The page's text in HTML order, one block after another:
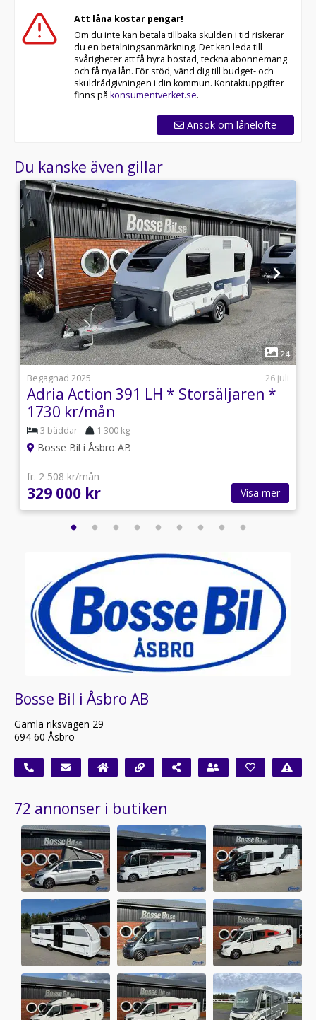
Att låna kostar pengar!
Om du inte kan betala tillbaka skulden i tid riskerar
du en betalningsanmärkning. Det kan leda till
svårigheter att få hyra bostad, teckna abonnemang
och få nya lån. För stöd, vänd dig till budget- och
skuldrådgivningen i din kommun. Kontaktuppgifter
finns på konsumentverket.se.
Ansök om lånelöfte
Du kanske även gillar
1
24
Begagnad 2025
26 juli
Adria Action 391 LH * Storsäljaren *
1730 kr/mån
3 bäddar 1 300 kg
Bosse Bil i Åsbro AB
fr. 2 508 kr/mån
329 000 kr Visa mer
Bosse Bil i Åsbro AB
Gamla riksvägen 29
694 60 Åsbro
72 annonser i butiken